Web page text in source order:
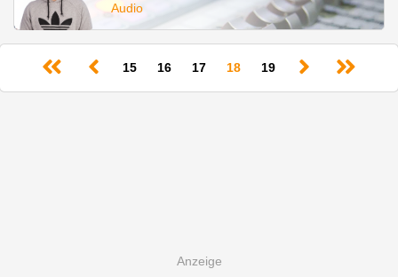
Audio
15 16 17 18(current)
19